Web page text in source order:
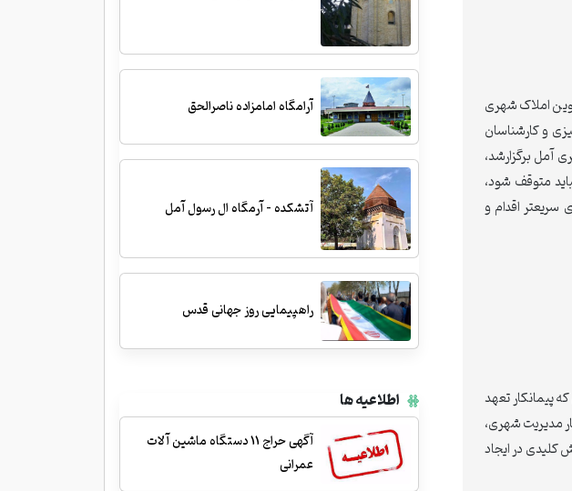
املاک شهری
و کارشناسان
آمل برگزارشد،
متوقف شود،
سریعتر اقدام و
پیمانکار تعهد
مدیریت شهری،
کلیدی در ایجاد
آرامگاه امامزاده ناصرالحق
آتشکده - آرمگاه ال رسول آمل
راهپیمایی روز جهانی قدس
اطلاعیه ها
آگهی حراج 11 دستگاه ماشین آلات
عمرانی